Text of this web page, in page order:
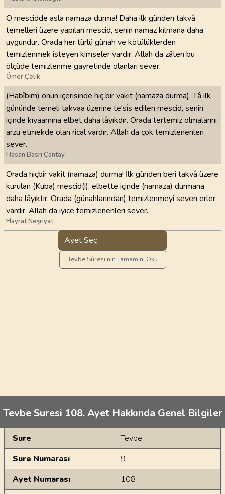
O mescidde asla namaza durma! Daha ilk günden takvâ
temelleri üzere yapılan mescid, senin namaz kılmana daha
uygundur. Orada her türlü günah ve kötülüklerden
temizlenmek isteyen kimseler vardır. Allah da zâten bu
ölçüde temizlenme gayretinde olanları sever.
Ömer Çelik
(Habîbim) onun içerisinde hiç bir vakit (namaza durma). Tâ ilk
gününde temeli takvaa üzerine te'sîs edilen mescid, senin
içinde kıyaamına elbet daha lâyıkdır. Orada tertemiz olmalarını
arzu etmekde olan rical vardır. Allah da çok temizlenenleri
sever.
Hasan Basri Çantay
Orada hiçbir vakit (namaza) durma! İlk günden beri takvâ üzere
kurulan (Kuba) mescid(i), elbette içinde (namaza) durmana
daha lâyıktır. Orada (günahlarından) temizlenmeyi seven erler
vardır. Allah da iyice temizlenenleri sever.
Hayrat Neşriyat
Ayet Seç
Tevbe Sûresi'nin Tamamını Oku
Tevbe Suresi 108. Ayet Hakkında Genel Bilgiler
Genel Bilgiler
Sure
Tevbe
Sure Numarası
9
Ayet Numarası
108